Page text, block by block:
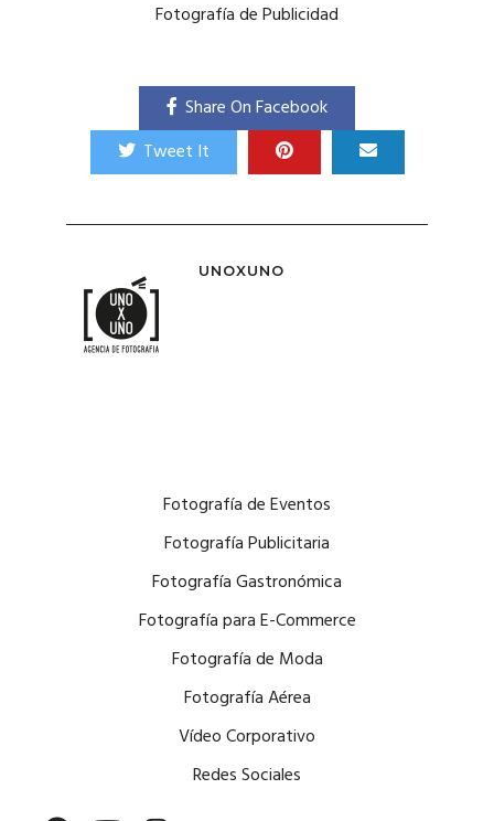
Fotografía de Publicidad
Share On Facebook
Tweet It
UNOXUNO
Fotografía de Eventos
Fotografía Publicitaria
Fotografía Gastronómica
Fotografía para E-Commerce
Fotografía de Moda
Fotografía Aérea
Vídeo Corporativo
Redes Sociales